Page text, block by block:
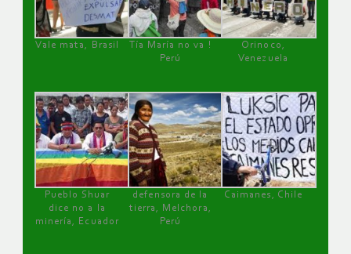
Vale mata, Brasil
Tía María no va !
Perú
Orinoco,
Venezuela
Pueblo Shuar
dice no a la
minería, Ecuador
defensora de la
tierra, Melchora,
Perú
Caimanes, Chile